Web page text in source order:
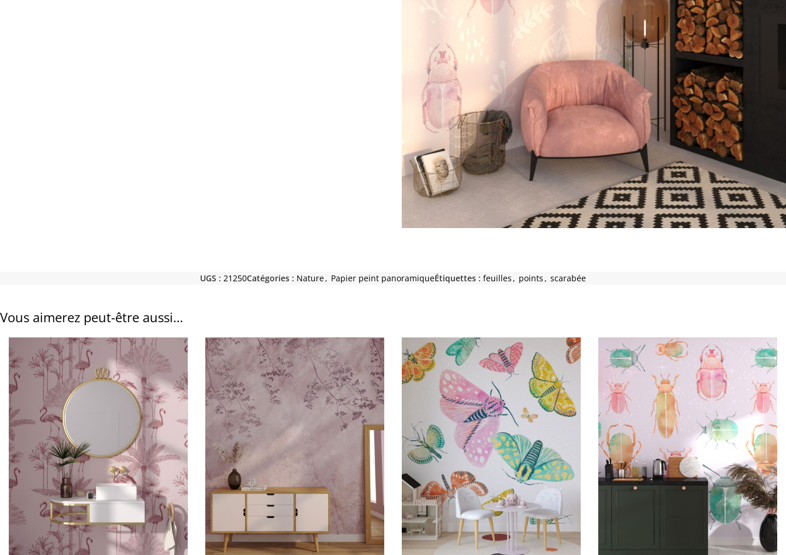
UGS : 21250Catégories : Nature, Papier peint panoramiqueÉtiquettes : feuilles , points , scarabée
Vous aimerez peut-être aussi…